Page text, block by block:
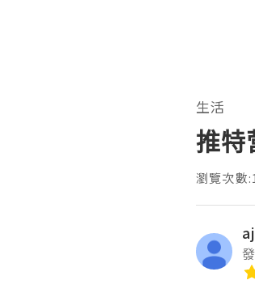
生活
推特
瀏覽次數